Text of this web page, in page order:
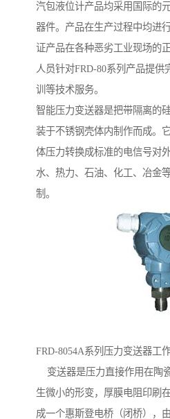
汽包液位计产品均采用国际的
器件。产品在生产过程中均进
证产品在各种恶劣工业现场的
人员针对FRD-80系列产品提供
训等技术服务。
智能压力变送器是把带隔离的
装于不锈钢壳体内制作而成。
体压力转换成标准的电信号对
水、热力、石油、化工、冶金
制。
FRD-8054A系列压力变送器工
变送器是压力直接作用在陶
生微小的形变，厚膜电阻印刷
成一个惠斯登电桥（闭桥），